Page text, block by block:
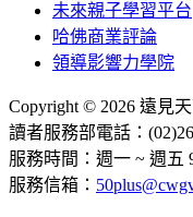
未來親子學習平台
哈佛商業評論
領導影響力學院
Copyright © 2026 遠見
讀者服務部電話：
服務時間：週一 ~ 週五
服務信箱：